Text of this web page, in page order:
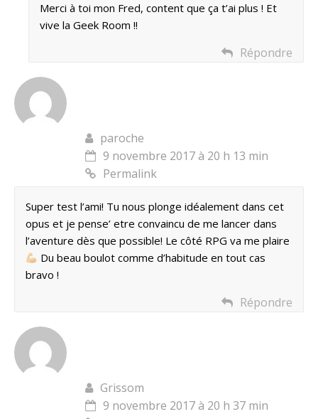
Merci à toi mon Fred, content que ça t’ai plus ! Et
vive la Geek Room !!
Répondre
paroche
9 novembre 2017 à 20 h 13 min
Permalink
Super test l’ami! Tu nous plonge idéalement dans cet
opus et je pense’ etre convaincu de me lancer dans
l’aventure dès que possible! Le côté RPG va me plaire
Du beau boulot comme d’habitude en tout cas
bravo !
Répondre
Grissom
9 novembre 2017 à 20 h 37 min